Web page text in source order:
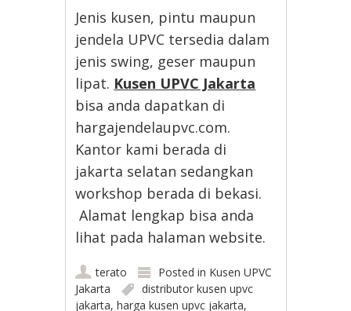
Jenis kusen, pintu maupun
jendela UPVC tersedia dalam
jenis swing, geser maupun
lipat. Kusen UPVC Jakarta
bisa anda dapatkan di
hargajendelaupvc.com.
Kantor kami berada di
jakarta selatan sedangkan
workshop berada di bekasi.
Alamat lengkap bisa anda
lihat pada halaman website.
terato Posted in Kusen UPVC
Jakarta
distributor kusen upvc
jakarta,harga kusen upvc jakarta,